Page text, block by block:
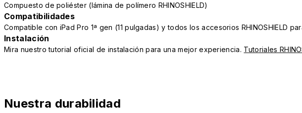
Compuesto de poliéster (lámina de polímero RHINOSHIELD)
Compatibilidades
Compatible con iPad Pro 1ª gen (11 pulgadas) y todos los accesorios RHINOSHIELD
Instalación
Mira nuestro tutorial oficial de instalación para una mejor experiencia. Tutoriales
Nuestra durabilidad